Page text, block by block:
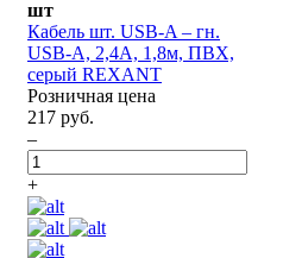
шт
Кабель шт. USB-A – гн.
USB-A, 2,4А, 1,8м, ПВХ,
серый REXANT
Розничная цена
217 руб.
–
+